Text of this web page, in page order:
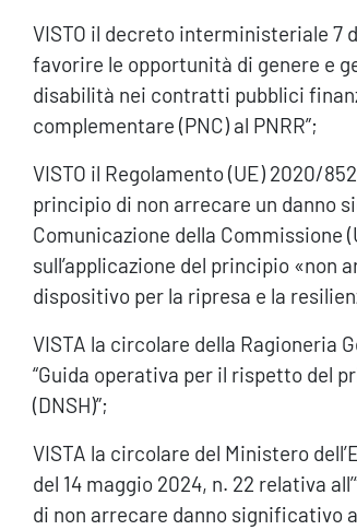
VISTO il decreto interministeriale 7
favorire le opportunità di genere e
disabilità nei contratti pubblici
complementare (PNC) al PNRR”;
VISTO il Regolamento (UE) 2020/
principio di non arrecare un danno
Comunicazione della Commissione
sull’applicazione del principio «non
dispositivo per la ripresa e la
VISTA la circolare della Ragioneria
“Guida operativa per il rispetto del
(DNSH)”;
VISTA la circolare del Ministero
del 14 maggio 2024, n. 22 relativa
di non arrecare danno significativo